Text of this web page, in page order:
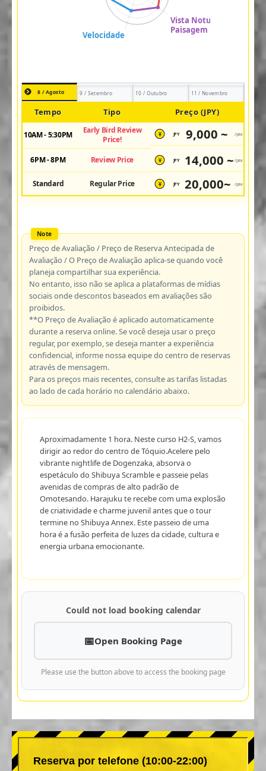
8 / Agosto 9 / Setembro 10 / Outubro 11 / Novembro
Tempo Tipo Preço (JPY)
10AM - 5:30PM
Early Bird Review
Price!
¥ JPY 9,000 ~ /pax
6PM - 8PM Review Price ¥ JPY 14,000 ~ /pax
Standard Regular Price ¥ JPY 20,000~ /pax
Preço de Avaliação / Preço de Reserva Antecipada de
Avaliação / O Preço de Avaliação aplica-se quando você
planeja compartilhar sua experiência.
No entanto, isso não se aplica a plataformas de mídias
sociais onde descontos baseados em avaliações são
proibidos.
**O Preço de Avaliação é aplicado automaticamente
durante a reserva online. Se você deseja usar o preço
regular, por exemplo, se deseja manter a experiência
confidencial, informe nossa equipe do centro de reservas
através de mensagem.
Para os preços mais recentes, consulte as tarifas listadas
ao lado de cada horário no calendário abaixo.
Aproximadamente 1 hora. Neste curso H2-S, vamos
dirigir ao redor do centro de Tóquio.Acelere pelo
vibrante nightlife de Dogenzaka, absorva o
espetáculo do Shibuya Scramble e passeie pelas
avenidas de compras de alto padrão de
Omotesando. Harajuku te recebe com uma explosão
de criatividade e charme juvenil antes que o tour
termine no Shibuya Annex. Este passeio de uma
hora é a fusão perfeita de luzes da cidade, cultura e
energia urbana emocionante.
Could not load booking calendar
Open Booking Page
Please use the button above to access the booking page
Reserva por telefone (10:00-22:00)